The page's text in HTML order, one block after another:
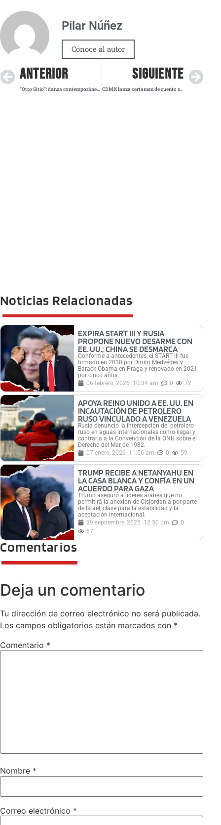
Pilar Núñez
Conoce al autor
ANTERIOR
“Otro Sitio”: danza contemporánea que explora el tiempo llega a Monterrey
SIGUIENTE
CDMX lanza certamen de cuento sobre prevención de desastres
Noticias Relacionadas
EXPIRA START III Y RUSIA
PROPONE NUEVO DESARME CON
EE. UU.; CHINA SE DESMARCA
Conforme a antecedentes, el START III fue
firmado en 2010 por Dmitri Medvédev y
Barack Obama en Praga y renovado en 2021
por cinco años.
06 febrero, 2026 10:34 am 0 72
APOYA REINO UNIDO A EE. UU. EN
INCAUTACIÓN DE PETROLERO
RUSO VINCULADO A VENEZUELA
Rusia denunció la intercepción del petrolero
ruso en aguas internacionales como ilegal y
contraria a la Convención de la ONU sobre el
Derecho del Mar de 1982.
07 enero, 2026 11:56 am 0 59
TRUMP RECIBE A NETANYAHU EN
LA CASA BLANCA Y CONFÍA EN UN
ACUERDO PARA GAZA
Trump aseguró a líderes árabes que no
permitirá la anexión de Cisjordania por parte
de Israel, clave para la estabilidad y la
aceptación internacional.
29 septiembre, 2025 12:50 pm
0
67
Comentarios
Deja un comentario
Tu dirección de correo electrónico no será publicada.
Los campos obligatorios están marcados con *
Comentario *
Nombre *
Correo electrónico *